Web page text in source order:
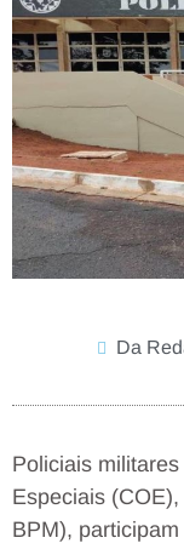
Da
Policiais
Especiais
BPM),